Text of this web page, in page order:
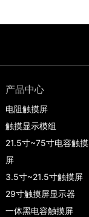
产品中心
电阻触摸屏
触摸显示模组
21.5寸~75寸电容触摸
屏
3.5寸~21.5寸触摸屏
29寸触摸屏显示器
一体黑电容触摸屏